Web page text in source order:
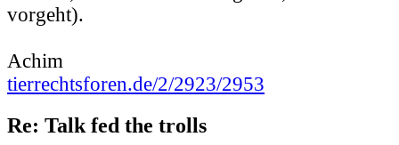
vorgeht).
Achim
tierrechtsforen.de/2/2923/2953
Re: Talk fed the trolls